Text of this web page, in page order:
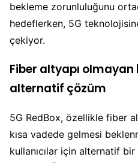
bekleme zorunluluğunu
hedeflerken, 5G
çekiyor.
Fiber altyapı
alternatif çözüm
5G RedBox, özellikle fiber
kısa vadede gelmesi
kullanıcılar için alternatif